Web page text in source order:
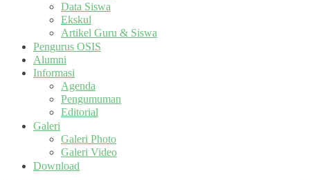
Data Siswa
Ekskul
Artikel Guru & Siswa
Pengurus OSIS
Alumni
Informasi
Agenda
Pengumuman
Editorial
Galeri
Galeri Photo
Galeri Video
Download